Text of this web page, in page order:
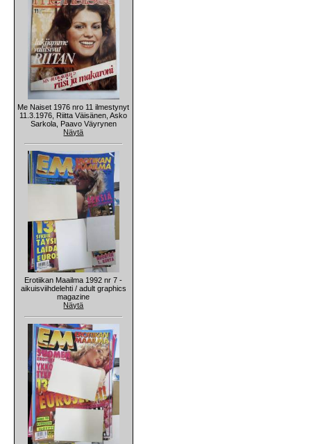
Me Naiset 1976 nro 11 ilmestynyt
11.3.1976, Riitta Väisänen, Asko
Sarkola, Paavo Väyrynen
Näytä
Erotiikan Maailma 1992 nr 7 -
aikuisviihdelehti / adult graphics
magazine
Näytä